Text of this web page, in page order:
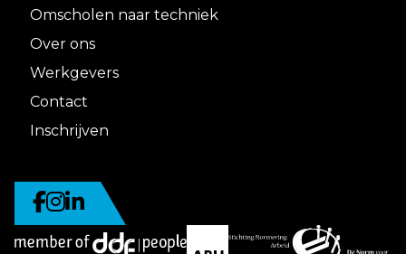
Omscholen naar techniek
Over ons
Werkgevers
Contact
Inschrijven